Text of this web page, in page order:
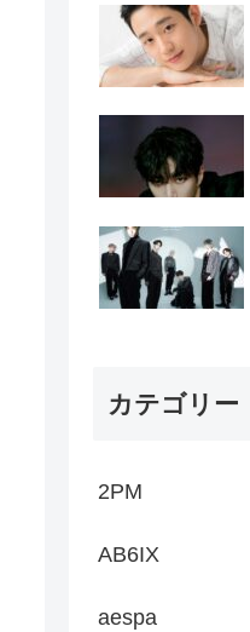
カテゴリー
2PM
AB6IX
aespa